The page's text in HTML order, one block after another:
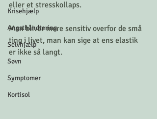
Krisehjælp
Angsthåndtering
Selvhjælp
Søvn
Symptomer
Kortisol
eller et stresskollaps.
Man bliver mere sensitiv overfor de små
ting i livet, man kan sige at ens elastik
er ikke så langt.